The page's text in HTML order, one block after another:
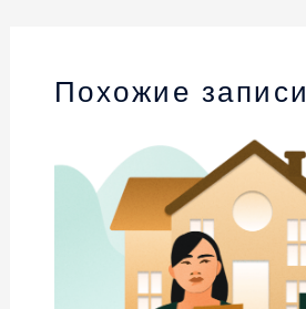
Похожие записи